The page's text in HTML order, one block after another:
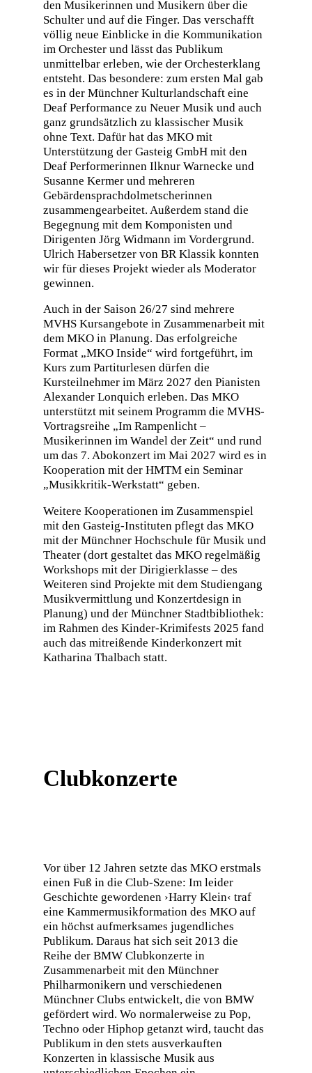
den Musikerinnen und Musikern über die
Schulter und auf die Finger. Das verschafft
völlig neue Einblicke in die Kommunikation
im Orchester und lässt das Publikum
unmittelbar erleben, wie der Orchesterklang
entsteht. Das besondere: zum ersten Mal gab
es in der Münchner Kulturlandschaft eine
Deaf Performance zu Neuer Musik und auch
ganz grundsätzlich zu klassischer Musik
ohne Text. Dafür hat das MKO mit
Unterstützung der Gasteig GmbH mit den
Deaf Performerinnen Ilknur Warnecke und
Susanne Kermer und mehreren
Gebärdensprachdolmetscherinnen
zusammengearbeitet. Außerdem stand die
Begegnung mit dem Komponisten und
Dirigenten Jörg Widmann im Vordergrund.
Ulrich Habersetzer von BR Klassik konnten
wir für dieses Projekt wieder als Moderator
gewinnen.
Auch in der Saison 26/27 sind mehrere
MVHS Kursangebote in Zusammenarbeit mit
dem MKO in Planung. Das erfolgreiche
Format „MKO Inside“ wird fortgeführt, im
Kurs zum Partiturlesen dürfen die
Kursteilnehmer im März 2027 den Pianisten
Alexander Lonquich erleben. Das MKO
unterstützt mit seinem Programm die MVHS-
Vortragsreihe „Im Rampenlicht –
Musikerinnen im Wandel der Zeit“ und rund
um das 7. Abokonzert im Mai 2027 wird es in
Kooperation mit der HMTM ein Seminar
„Musikkritik-Werkstatt“ geben.
Weitere Kooperationen im Zusammenspiel
mit den Gasteig-Instituten pflegt das MKO
mit der Münchner Hochschule für Musik und
Theater (dort gestaltet das MKO regelmäßig
Workshops mit der Dirigierklasse – des
Weiteren sind Projekte mit dem Studiengang
Musikvermittlung und Konzertdesign in
Planung) und der Münchner Stadtbibliothek:
im Rahmen des Kinder-Krimifests 2025 fand
auch das mitreißende Kinderkonzert mit
Katharina Thalbach statt.
Clubkonzerte
Vor über 12 Jahren setzte das MKO erstmals
einen Fuß in die Club-Szene: Im leider
Geschichte gewordenen ›Harry Klein‹ traf
eine Kammermusikformation des MKO auf
ein höchst aufmerksames jugendliches
Publikum. Daraus hat sich seit 2013 die
Reihe der BMW Clubkonzerte in
Zusammenarbeit mit den Münchner
Philharmonikern und verschiedenen
Münchner Clubs entwickelt, die von BMW
gefördert wird. Wo normalerweise zu Pop,
Techno oder Hiphop getanzt wird, taucht das
Publikum in den stets ausverkauften
Konzerten in klassische Musik aus